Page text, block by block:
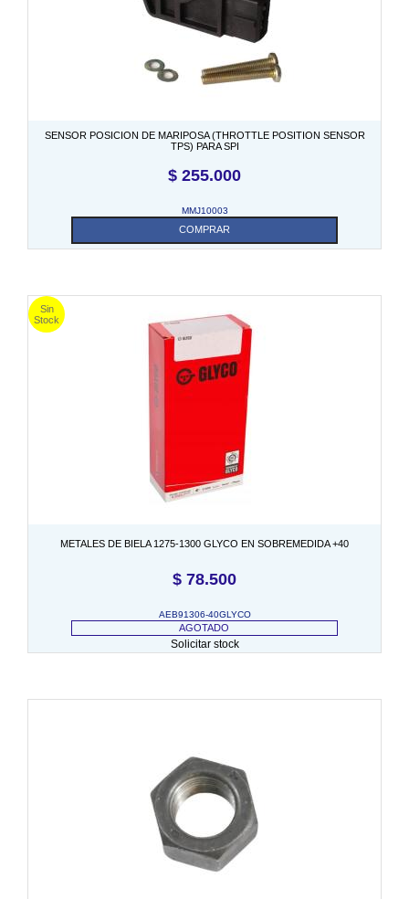
SENSOR POSICION DE MARIPOSA (THROTTLE POSITION SENSOR
TPS) PARA SPI
$ 255.000
MMJ10003
COMPRAR
METALES DE BIELA 1275-1300 GLYCO EN SOBREMEDIDA +40
$ 78.500
AEB91306-40GLYCO
AGOTADO
Solicitar stock